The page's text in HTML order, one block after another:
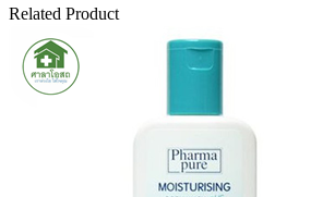
Related Product